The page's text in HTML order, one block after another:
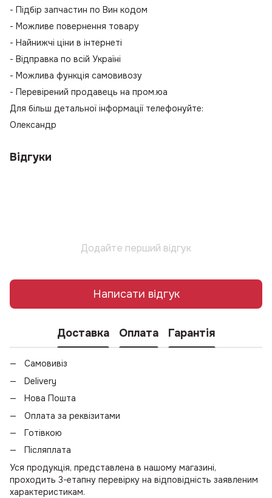
- Підбір запчастин по Вин кодом
- Можливе повернення товару
- Найнижчі ціни в інтернеті
- Відправка по всій Україні
- Можлива функція самовивозу
- Перевірений продавець на пром.юа
Для більш детальної інформації телефонуйте:
Олександр
Відгуки
Додайте перший відгук
Написати відгук
Доставка Оплата Гарантія
Самовивіз
Delivery
Нова Пошта
Оплата за реквізитами
Готівкою
Післяплата
Уся продукція, представлена в нашому магазині,
проходить 3-етапну перевірку на відповідність заявленим
характеристикам.